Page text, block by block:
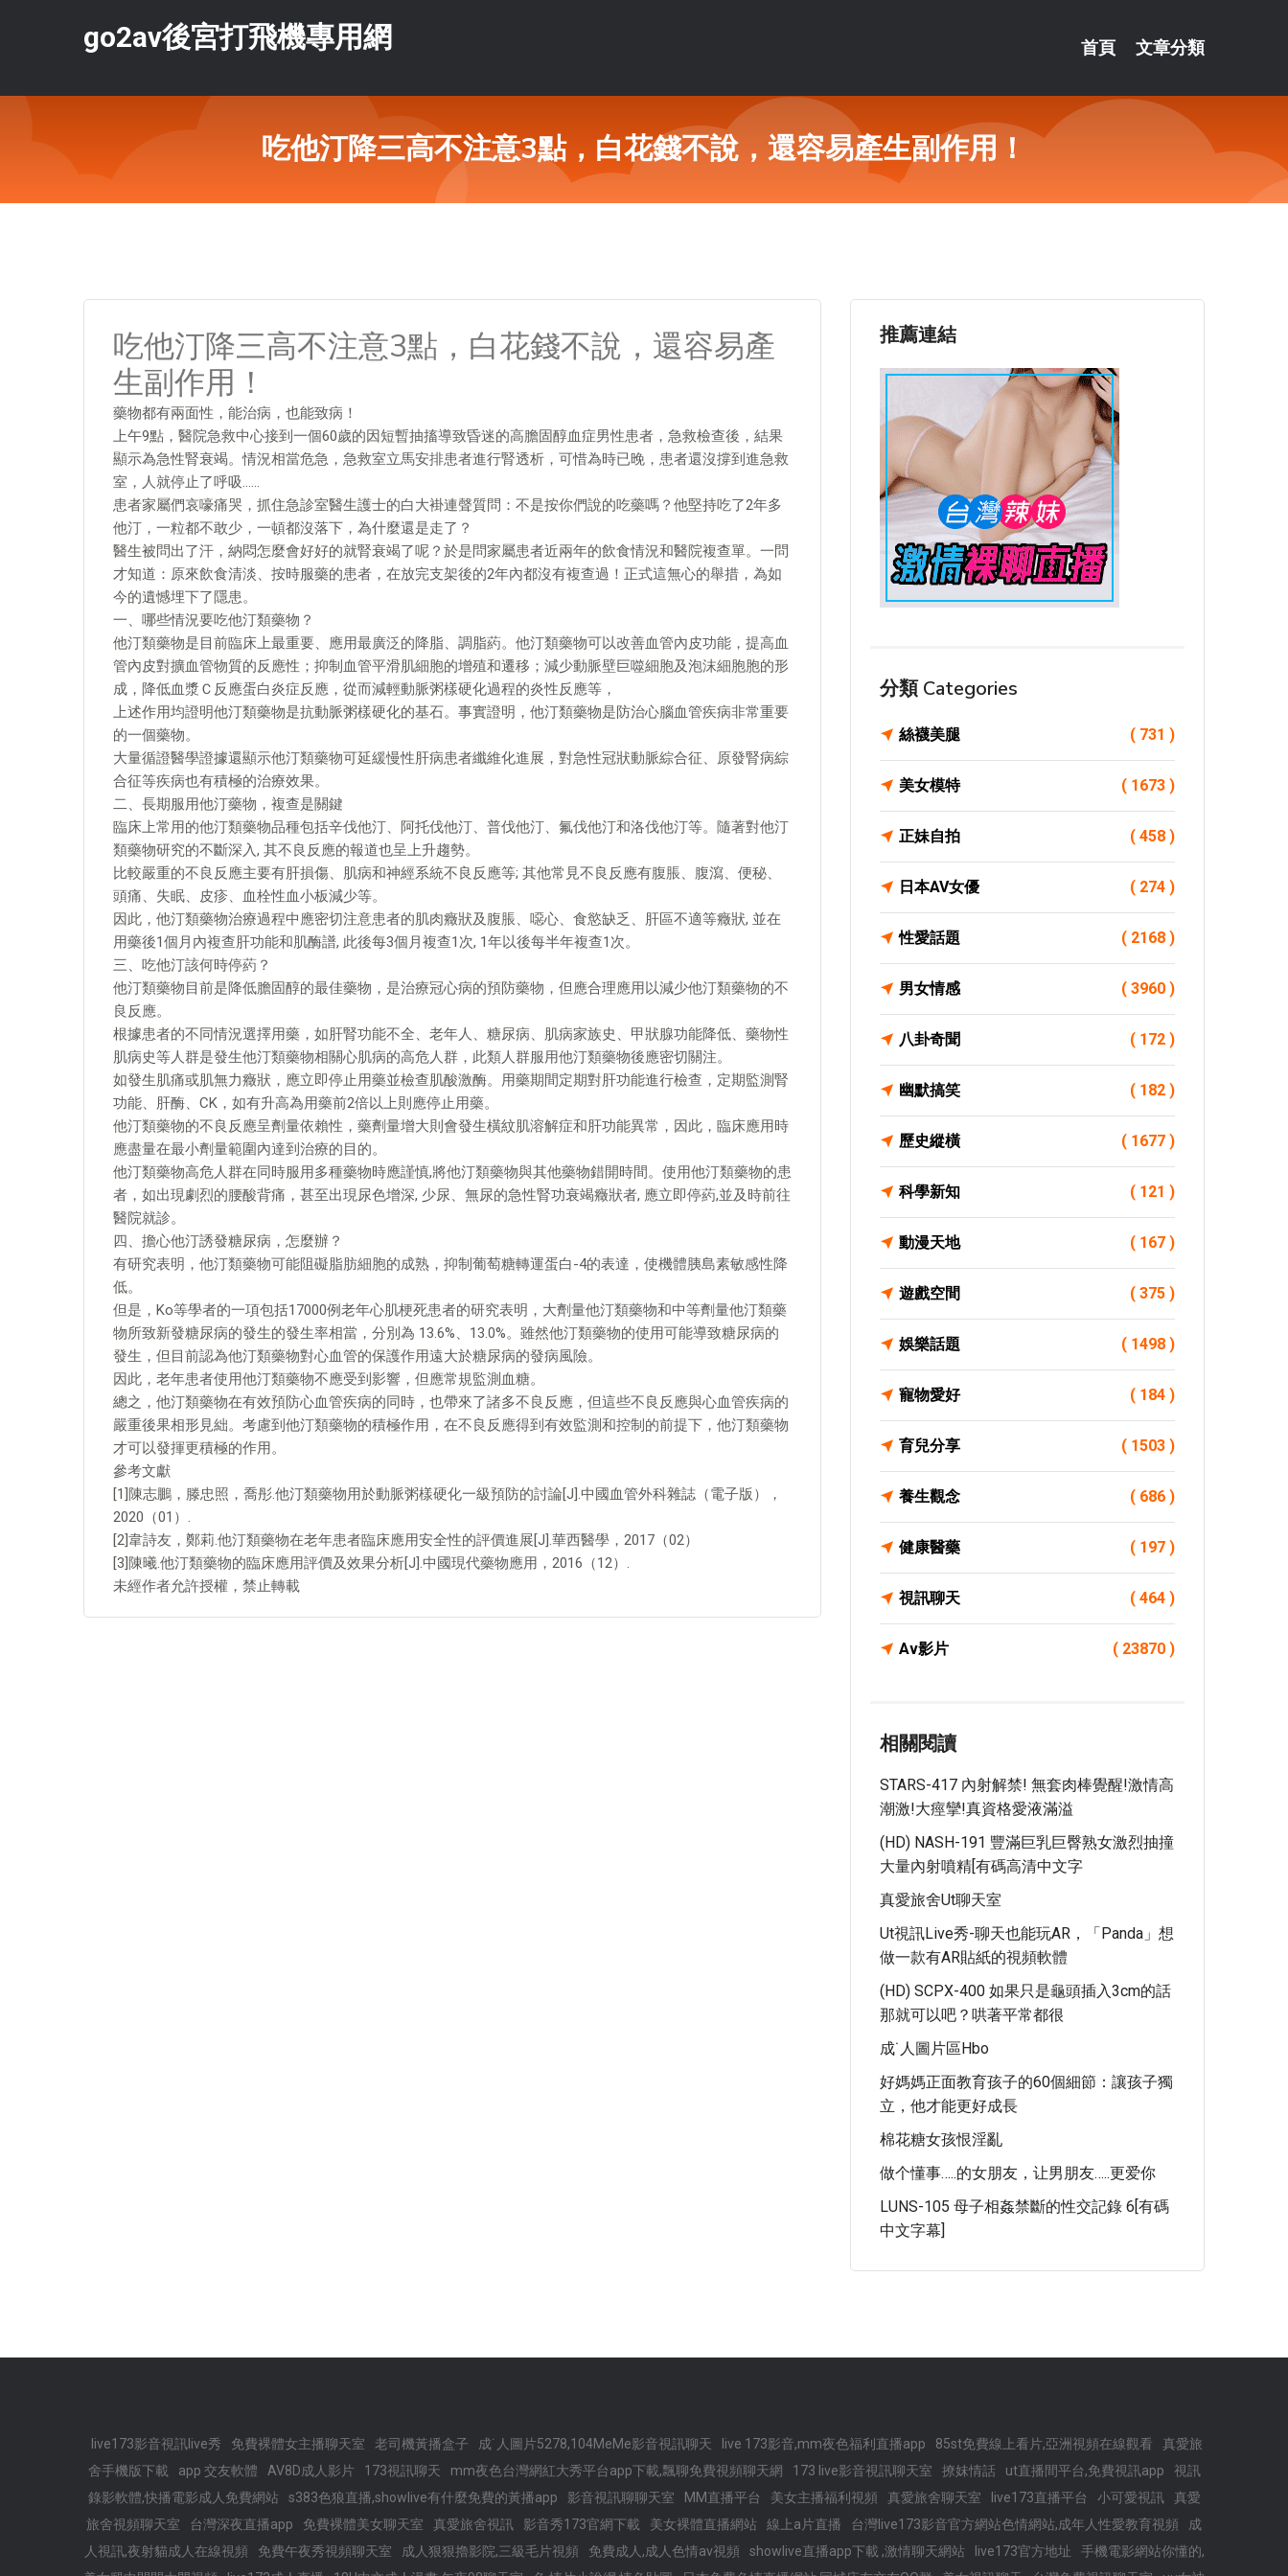
go2av後宮打飛機專用網 首頁 文章分類
吃他汀降三高不注意3點，白花錢不說，還容易產生副作用！
吃他汀降三高不注意3點，白花錢不說，還容易產
生副作用！
藥物都有兩面性，能治病，也能致病！
上午9點，醫院急救中心接到一個60歲的因短暫抽搐導致昏迷的高膽固醇血症男性患者，急救檢查後，結果
顯示為急性腎衰竭。情況相當危急，急救室立馬安排患者進行腎透析，可惜為時已晚，患者還沒撐到進急救
室，人就停止了呼吸……
患者家屬們哀嚎痛哭，抓住急診室醫生護士的白大褂連聲質問：不是按你們說的吃藥嗎？他堅持吃了2年多
他汀，一粒都不敢少，一頓都沒落下，為什麼還是走了？
醫生被問出了汗，納悶怎麼會好好的就腎衰竭了呢？於是問家屬患者近兩年的飲食情況和醫院複查單。一問
才知道：原來飲食清淡、按時服藥的患者，在放完支架後的2年內都沒有複查過！正式這無心的舉措，為如
今的遺憾埋下了隱患。
一、哪些情況要吃他汀類藥物？
他汀類藥物是目前臨床上最重要、應用最廣泛的降脂、調脂葯。他汀類藥物可以改善血管內皮功能，提高血
管內皮對擴血管物質的反應性；抑制血管平滑肌細胞的增殖和遷移；減少動脈壁巨噬細胞及泡沫細胞胞的形
成，降低血漿Ｃ反應蛋白炎症反應，從而減輕動脈粥樣硬化過程的炎性反應等，
上述作用均證明他汀類藥物是抗動脈粥樣硬化的基石。事實證明，他汀類藥物是防治心腦血管疾病非常重要
的一個藥物。
大量循證醫學證據還顯示他汀類藥物可延緩慢性肝病患者纖維化進展，對急性冠狀動脈綜合征、原發腎病綜
合征等疾病也有積極的治療效果。
二、長期服用他汀藥物，複查是關鍵
臨床上常用的他汀類藥物品種包括辛伐他汀、阿托伐他汀、普伐他汀、氟伐他汀和洛伐他汀等。隨著對他汀
類藥物研究的不斷深入, 其不良反應的報道也呈上升趨勢。
比較嚴重的不良反應主要有肝損傷、肌病和神經系統不良反應等; 其他常見不良反應有腹脹、腹瀉、便秘、
頭痛、失眠、皮疹、血栓性血小板減少等。
因此，他汀類藥物治療過程中應密切注意患者的肌肉癥狀及腹脹、噁心、食慾缺乏、肝區不適等癥狀, 並在
用藥後1個月內複查肝功能和肌酶譜, 此後每3個月複查1次, 1年以後每半年複查1次。
三、吃他汀該何時停葯？
他汀類藥物目前是降低膽固醇的最佳藥物，是治療冠心病的預防藥物，但應合理應用以減少他汀類藥物的不
良反應。
根據患者的不同情況選擇用藥，如肝腎功能不全、老年人、糖尿病、肌病家族史、甲狀腺功能降低、藥物性
肌病史等人群是發生他汀類藥物相關心肌病的高危人群，此類人群服用他汀類藥物後應密切關注。
如發生肌痛或肌無力癥狀，應立即停止用藥並檢查肌酸激酶。用藥期間定期對肝功能進行檢查，定期監測腎
功能、肝酶、CK，如有升高為用藥前2倍以上則應停止用藥。
他汀類藥物的不良反應呈劑量依賴性，藥劑量增大則會發生橫紋肌溶解症和肝功能異常，因此，臨床應用時
應盡量在最小劑量範圍內達到治療的目的。
他汀類藥物高危人群在同時服用多種藥物時應謹慎,將他汀類藥物與其他藥物錯開時間。使用他汀類藥物的患
者，如出現劇烈的腰酸背痛，甚至出現尿色增深, 少尿、無尿的急性腎功衰竭癥狀者, 應立即停葯,並及時前往
醫院就診。
四、擔心他汀誘發糖尿病，怎麼辦？
有研究表明，他汀類藥物可能阻礙脂肪細胞的成熟，抑制葡萄糖轉運蛋白-4的表達，使機體胰島素敏感性降
低。
但是，Ko等學者的一項包括17000例老年心肌梗死患者的研究表明，大劑量他汀類藥物和中等劑量他汀類藥
物所致新發糖尿病的發生的發生率相當，分別為 13.6%、13.0%。雖然他汀類藥物的使用可能導致糖尿病的
發生，但目前認為他汀類藥物對心血管的保護作用遠大於糖尿病的發病風險。
因此，老年患者使用他汀類藥物不應受到影響，但應常規監測血糖。
總之，他汀類藥物在有效預防心血管疾病的同時，也帶來了諸多不良反應，但這些不良反應與心血管疾病的
嚴重後果相形見絀。考慮到他汀類藥物的積極作用，在不良反應得到有效監測和控制的前提下，他汀類藥物
才可以發揮更積極的作用。
參考文獻
[1]陳志鵬，滕忠照，喬彤.他汀類藥物用於動脈粥樣硬化一級預防的討論[J].中國血管外科雜誌（電子版），
2020（01）.
[2]韋詩友，鄭莉.他汀類藥物在老年患者臨床應用安全性的評價進展[J].華西醫學，2017（02）
[3]陳曦.他汀類藥物的臨床應用評價及效果分析[J].中國現代藥物應用，2016（12）.
未經作者允許授權，禁止轉載
推薦連結
分類 Categories
絲襪美腿 ( 731 )
美女模特 ( 1673 )
正妹自拍 ( 458 )
日本AV女優 ( 274 )
性愛話題 ( 2168 )
男女情感 ( 3960 )
八卦奇聞 ( 172 )
幽默搞笑 ( 182 )
歷史縱橫 ( 1677 )
科學新知 ( 121 )
動漫天地 ( 167 )
遊戲空間 ( 375 )
娛樂話題 ( 1498 )
寵物愛好 ( 184 )
育兒分享 ( 1503 )
養生觀念 ( 686 )
健康醫藥 ( 197 )
視訊聊天 ( 464 )
Av影片 ( 23870 )
相關閱讀
STARS-417 內射解禁! 無套肉棒覺醒!激情高
潮激!大痙攣!真資格愛液滿溢
(HD) NASH-191 豐滿巨乳巨臀熟女激烈抽撞
大量內射噴精[有碼高清中文字
真愛旅舍ut聊天室
Ut視訊live秀-聊天也能玩AR，「Panda」想
做一款有AR貼紙的視頻軟體
(HD) SCPX-400 如果只是龜頭插入3cm的話
那就可以吧？哄著平常都很
成˙人圖片區hbo
好媽媽正面教育孩子的60個細節：讓孩子獨
立，他才能更好成長
棉花糖女孩恨淫亂
做个懂事…..的女朋友，让男朋友…..更爱你
LUNS-105 母子相姦禁斷的性交記錄 6[有碼
中文字幕]
live173影音視訊live秀 免費裸體女主播聊天室 老司機黃播盒子 成˙人圖片5278,104MeMe影音視訊聊天 live 173影音,mm夜色福利直播app 85st免費線上看片,亞洲視頻在線觀看
真愛旅
舍手機版下載
app 交友軟體 AV8D成人影片 173視訊聊天 mm夜色台灣網紅大秀平台app下載,飄聊免費視頻聊天網 173 live影音視訊聊天室 撩妺情話 ut直播間平台,免費視訊app
視訊
錄影軟體,快播電影成人免費網站
s383色狼直播,showlive有什麼免費的黃播app 影音視訊聊聊天室 MM直播平台 美女主播福利視頻 真愛旅舍聊天室 live173直播平台 小可愛視訊
真愛
旅舍視頻聊天室
台灣深夜直播app 免費裸體美女聊天室 真愛旅舍視訊 影音秀173官網下載 美女裸體直播網站 線上a片直播 台灣live173影音官方網站色情網站,成年人性愛教育視頻
成
人視訊,夜射貓成人在線視頻
免費午夜秀視頻聊天室 成人狠狠擼影院,三級毛片視頻 免費成人,成人色情av視頻 showlive直播app下載 ,激情聊天網站 live173官方地址
手機電影網站你懂的,